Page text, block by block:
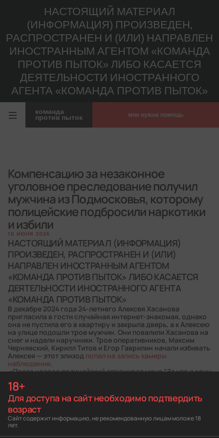
18+
Для доступа на сайт необходимо подтвердить
возраст
Сайт содержит информацию, не рекомендованную лицам моложе 18
лет.
НАСТОЯЩИЙ МАТЕРИАЛ
(ИНФОРМАЦИЯ) ПРОИЗВЕДЕН,
РАСПРОСТРАНЕН И (ИЛИ) НАПРАВЛЕН
ИНОСТРАННЫМ АГЕНТОМ «КОМАНДА
ПРОТИВ ПЫТОК» ЛИБО КАСАЕТСЯ
ДЕЯТЕЛЬНОСТИ ИНОСТРАННОГО
АГЕНТА «КОМАНДА ПРОТИВ ПЫТОК»
команда
против пыток мне нужна помощь
Компенсацию за незаконное
уголовное преследование получил
мужчина из Подмосковья, которому
полицейские подбросили наркотики
и избили
10 ИЮНЯ 2026
НАСТОЯЩИЙ МАТЕРИАЛ (ИНФОРМАЦИЯ)
ПРОИЗВЕДЕН, РАСПРОСТРАНЕН И (ИЛИ)
НАПРАВЛЕН ИНОСТРАННЫМ АГЕНТОМ
«КОМАНДА ПРОТИВ ПЫТОК» ЛИБО КАСАЕТСЯ
ДЕЯТЕЛЬНОСТИ ИНОСТРАННОГО АГЕНТА
«КОМАНДА ПРОТИВ ПЫТОК»
В декабре 2024 года 24-летнего Алексея Хасанова
пригласила в гости случайная интернет-знакомая, однако
она не пустила его в квартиру и закрыла дверь, а к Алексею
на улице подошли трое мужчин. Они повалили Хасанова на
снег и надели наручники. Трое оперативников, Максим
Чернявский, Кирилл Титов и Егор Гаврилин начали избивать
Алексея — этот эпизод попал на запись камеры
наблюдения.
«После ударов полицейский спрашивал меня “За что я хочу
он имел в виду наркотики,
Никаких наркотиков у него при себе не было, и тогда
полицейские положили ему в карман небольшой сверток,
который показательно изъяли перед подошедшими
понятыми. В отношении Алексея возбудили уголовное дело
о хранении наркотических веществ.
Алексей Хасанов больше полугода был обвиняемым в деле